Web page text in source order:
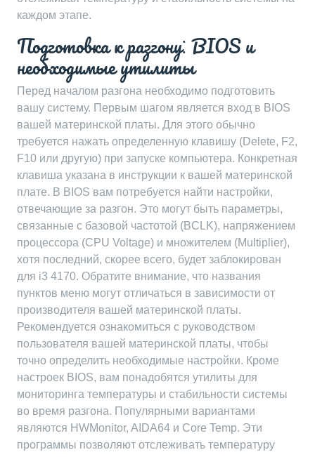
каждом этапе.
Подготовка к разгону⁚ BIOS и
необходимые утилиты
Перед началом разгона необходимо подготовить
вашу систему. Первым шагом является вход в BIOS
вашей материнской платы. Для этого обычно
требуется нажать определенную клавишу (Delete, F2,
F10 или другую) при запуске компьютера. Конкретная
клавиша указана в инструкции к вашей материнской
плате. В BIOS вам потребуется найти настройки,
отвечающие за разгон. Это могут быть параметры,
связанные с базовой частотой (BCLK), напряжением
процессора (CPU Voltage) и множителем (Multiplier),
хотя последний, скорее всего, будет заблокирован
для i3 4170. Обратите внимание, что названия
пунктов меню могут отличаться в зависимости от
производителя вашей материнской платы.
Рекомендуется ознакомиться с руководством
пользователя вашей материнской платы, чтобы
точно определить необходимые настройки. Кроме
настроек BIOS, вам понадобятся утилиты для
мониторинга температуры и стабильности системы
во время разгона. Популярными вариантами
являются HWMonitor, AIDA64 и Core Temp. Эти
программы позволяют отслеживать температуру